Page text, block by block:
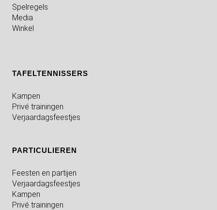
Spelregels
Media
Winkel
TAFELTENNISSERS
Kampen
Privé trainingen
Verjaardagsfeestjes
PARTICULIEREN
Feesten en partijen
Verjaardagsfeestjes
Kampen
Privé trainingen